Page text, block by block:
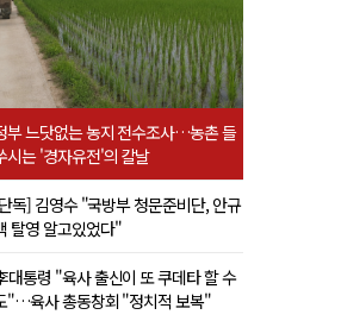
부 느닷없는 농지 전수조사…농촌 들
시는 '경자유전'의 칼날
독] 김영수 "국방부 청문준비단, 안규
탈영 알고있었다"
대통령 "육사 출신이 또 쿠데타 할 수
"…육사 총동창회 "정치적 보복"